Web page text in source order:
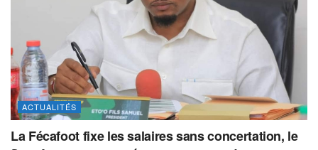
ACTUALITÉS
La Fécafoot fixe les salaires sans concertation, le